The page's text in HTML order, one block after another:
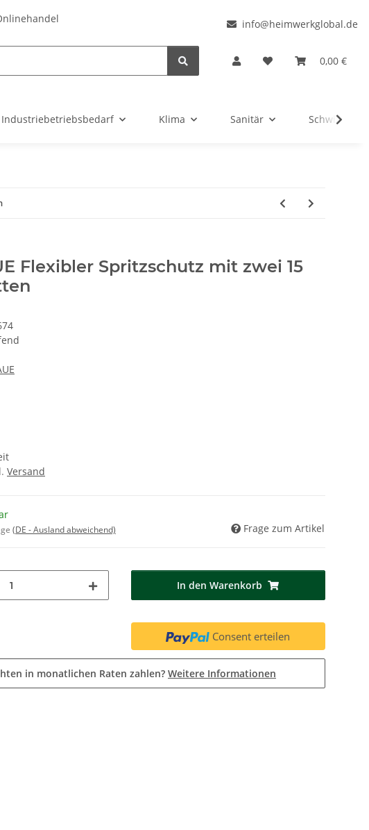
info@heimwerkglobal.de
0,00 €
Industriebetriebsbedarf Klima Sanitär
Flexibler Spritzschutz mit zwei 15
Versand
(DE - Ausland abweichend) Frage zum Artikel
In den Warenkorb
Consent erteilen
in monatlichen Raten zahlen? Weitere Informationen